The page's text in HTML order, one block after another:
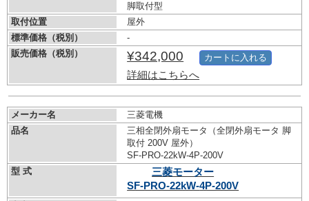
脚取付型
取付位置
屋外
標準価格（税別）
-
販売価格（税別）
¥342,000
詳細はこちらへ
カートに入れる
メーカー名
三菱電機
品名
三相全閉外扇モータ（全閉外扇モータ 脚
取付 200V 屋外）
SF-PRO-22kW-4P-200V
型 式
三菱モーター
SF-PRO-22kW-4P-200V